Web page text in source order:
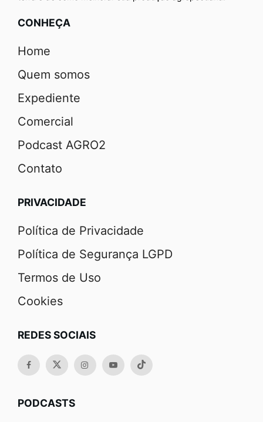
CONHEÇA
Home
Quem somos
Expediente
Comercial
Podcast AGRO2
Contato
PRIVACIDADE
Política de Privacidade
Política de Segurança LGPD
Termos de Uso
Cookies
REDES SOCIAIS
PODCASTS